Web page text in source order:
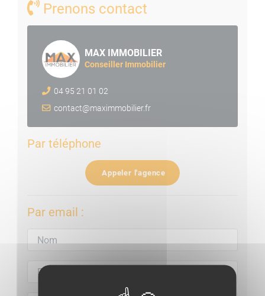
Prenons contact
MAX IMMOBILIER
Conseiller Immobilier
04 95 21 01 02
contact@maximmobilier.fr
Par téléphone
Appeler l'agence
Par email :